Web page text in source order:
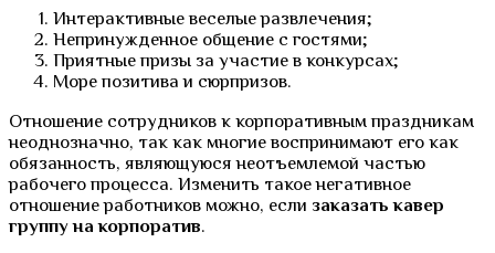
Интерактивные веселые развлечения;
Непринужденное общение с гостями;
Приятные призы за участие в конкурсах;
Море позитива и сюрпризов.
Отношение сотрудников к корпоративным праздникам
неоднозначно, так как многие воспринимают его как
обязанность, являющуюся неотъемлемой частью
рабочего процесса. Изменить такое негативное
отношение работников можно, если заказать кавер
группу на корпоратив.